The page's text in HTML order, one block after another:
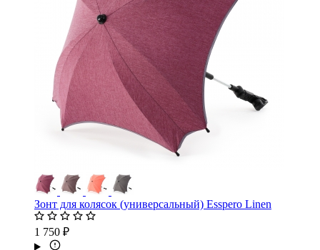
Зонт для колясок (универсальный) Esspero Linen
1 750 ₽